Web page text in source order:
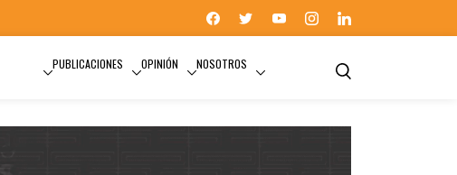
PUBLICACIONES OPINIÓN NOSOTROS